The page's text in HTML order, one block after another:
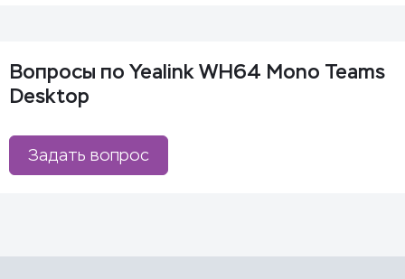
Вопросы по Yealink WH64 Mono Teams
Desktop
Задать вопрос